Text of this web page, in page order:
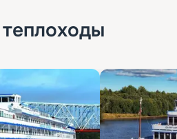
теплоходы